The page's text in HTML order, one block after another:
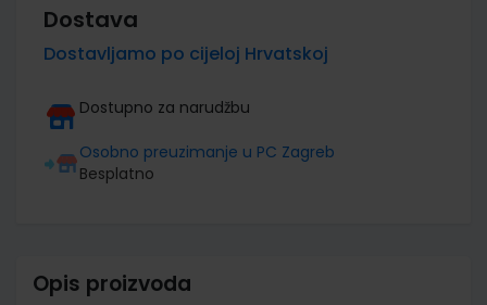
Dostava
Dostavljamo po cijeloj Hrvatskoj
Dostupno za narudžbu
Osobno preuzimanje u PC Zagreb
Besplatno
Opis proizvoda